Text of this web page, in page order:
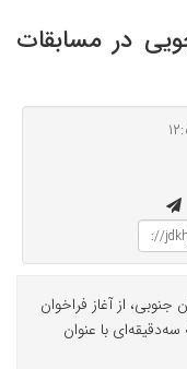
در مسابقات
از آغاز فراخوان
با عنوان